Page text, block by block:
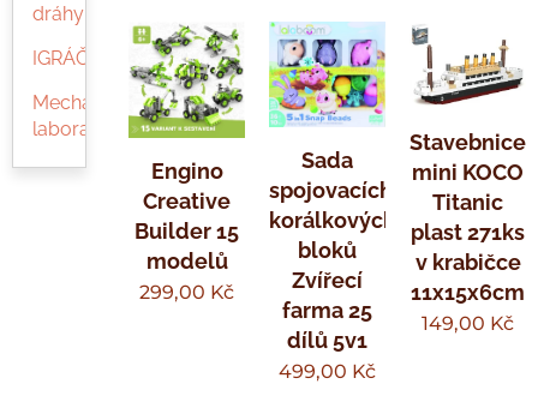
dráhy
IGRÁČEK
Mechanická
laboratoř
Engino
Creative
Builder 15
modelů
299,00 Kč
Sada
spojovacích
korálkových
bloků
Zvířecí
farma 25
dílů 5v1
499,00 Kč
Stavebnice
mini KOCO
Titanic
plast 271ks
v krabičce
11x15x6cm
149,00 Kč